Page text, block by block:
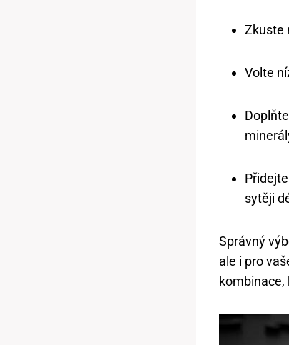
Zkuste
Volte
sytěji
Správný
ale i pro
kombinace,